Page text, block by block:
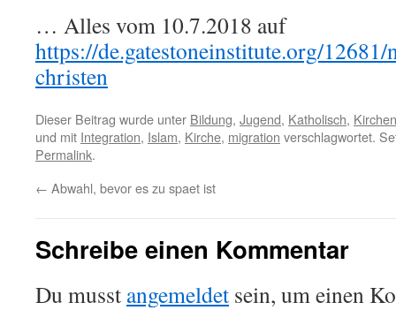
… Alles vom 10.7.2018 auf
https://de.gatestoneinstitute.org/
christen
Dieser Beitrag wurde unter Bildung, Jugend, Katholisch, Kirchen
und mit Integration, Islam, Kirche, migration verschlagwortet.
Permalink.
← Abwahl, bevor es zu spaet ist
Schreibe einen Kommentar
Du musst angemeldet sein, um einen